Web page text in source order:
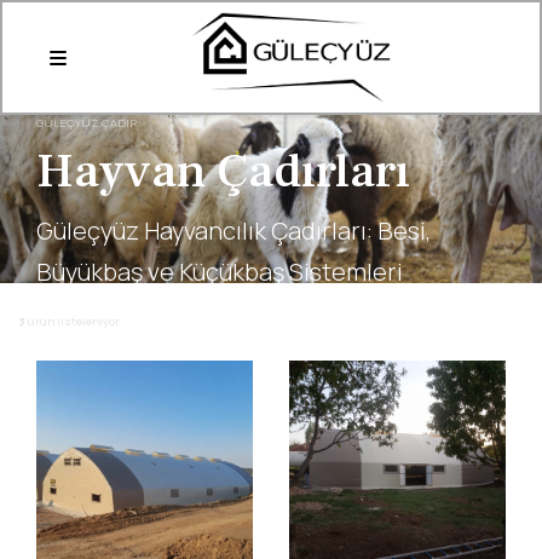
GÜLEÇYÜZ ÇADIR
Hayvan Çadırları
Güleçyüz Hayvancılık Çadırları: Besi,
Büyükbaş ve Küçükbaş Sistemleri
3 ürün listeleniyor